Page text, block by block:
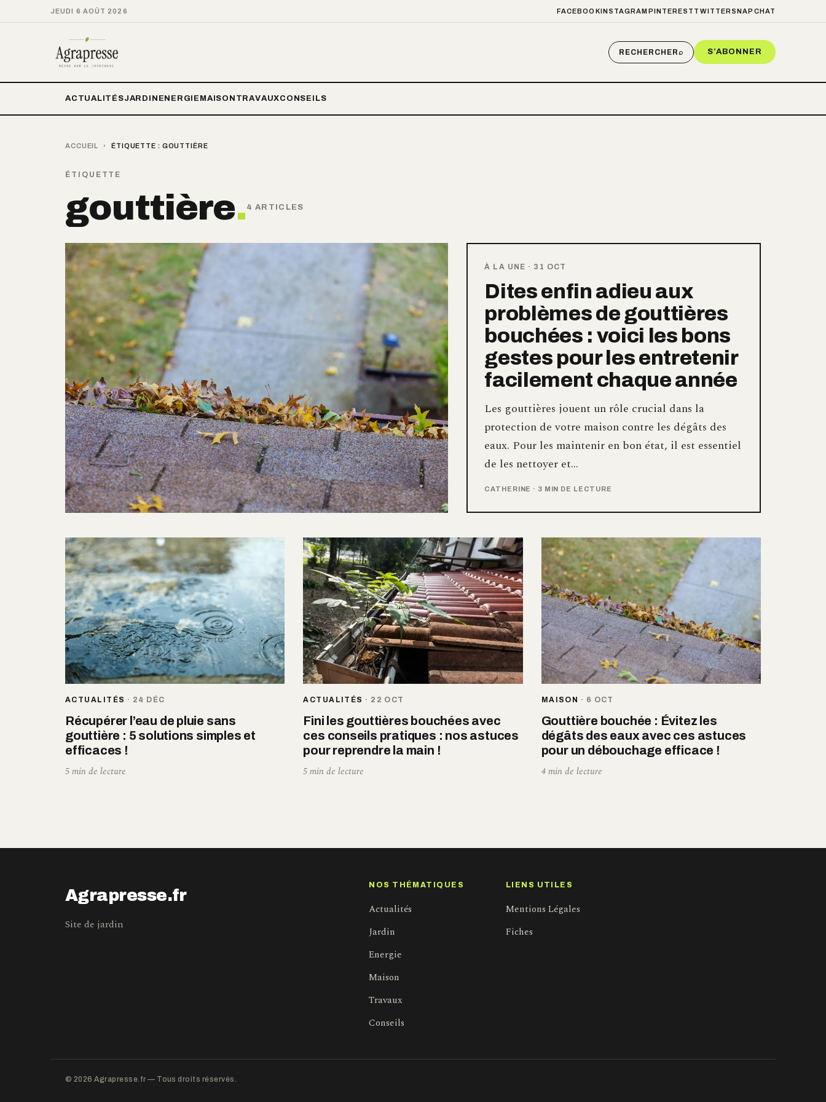
JEUDI 6 AOÛT 2026 FACEBOOKINSTAGRAM PINTEREST TWITTER SNAPCHAT
RECHERCHER⌕ S’ABONNER
ACTUALITÉSJARDIN ENERGIE MAISON TRAVAUXCONSEILS
ACCUEIL › ÉTIQUETTE : GOUTTIÈRE
ÉTIQUETTE
gouttière. 4 ARTICLES
À LA UNE · 31 OCT
Dites enfin adieu aux
problèmes de gouttières
bouchées : voici les bons
gestes pour les entretenir
facilement chaque année
Les gouttières jouent un rôle crucial dans la
protection de votre maison contre les dégâts des
eaux. Pour les maintenir en bon état, il est essentiel
de les nettoyer et…
CATHERINE · 3 MIN DE LECTURE
ACTUALITÉS · 24 DÉC
Récupérer l’eau de pluie sans
gouttière : 5 solutions simples et
efficaces !
5 min de lecture
ACTUALITÉS · 22 OCT
Fini les gouttières bouchées avec
ces conseils pratiques : nos astuces
pour reprendre la main !
5 min de lecture
MAISON · 6 OCT
Gouttière bouchée : Évitez les
dégâts des eaux avec ces astuces
pour un débouchage efficace !
4 min de lecture
Agrapresse.fr
Site de jardin
NOS THÉMATIQUES
Actualités
Jardin
Energie
Maison
Travaux
Conseils
LIENS UTILES
Mentions Légales
Fiches
© 2026 Agrapresse.fr — Tous droits réservés.